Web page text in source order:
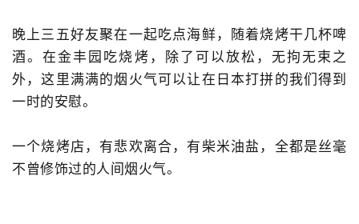
晚上三五好友聚在一起吃点海鲜，随着烧烤干几杯啤
酒。在金丰园吃烧烤，除了可以放松，无拘无束之
外，这里满满的烟火气可以让在日本打拼的我们得到
一时的安慰。
一个烧烤店，有悲欢离合，有柴米油盐，全都是丝毫
不曾修饰过的人间烟火气。